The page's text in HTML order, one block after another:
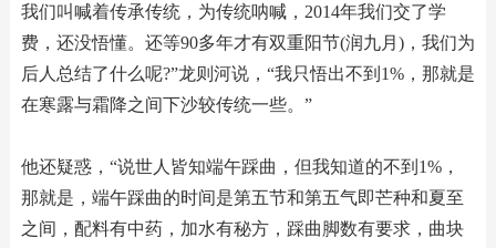
我们叫喊着传承传统，为传统呐喊，2014年我们交了学
费，还没悟懂。还等90多年才有双重阳节(润九月)，我们为
后人总结了什么呢?”龙则河说，“我只悟出不到1%，那就是
在寒露与霜降之间下沙较传统一些。”
他还疑惑，“说世人皆知端午踩曲，但我知道的不到1%，
那就是，端午踩曲的时间是第五节和第五气即芒种和夏至
之间，配料有中药，加水有秘方，踩曲脚数有要求，曲块